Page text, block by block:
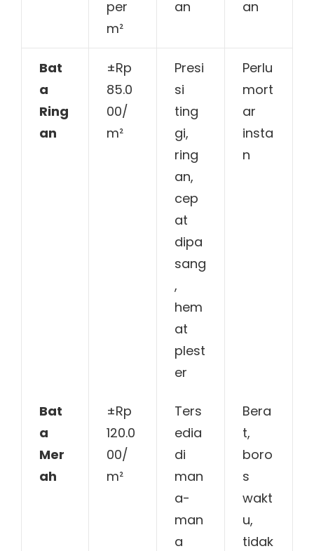
per
m²
an
an
Bat
a
Ring
an
±Rp
85.0
00/
m²
Presi
si
ting
gi,
ring
an,
cep
at
dipa
sang
,
hem
at
plest
er
Perlu
mort
ar
insta
n
Bat
a
Mer
ah
±Rp
120.0
00/
m²
Ters
edia
di
man
a-
man
a
Bera
t,
boro
s
wakt
u,
tidak